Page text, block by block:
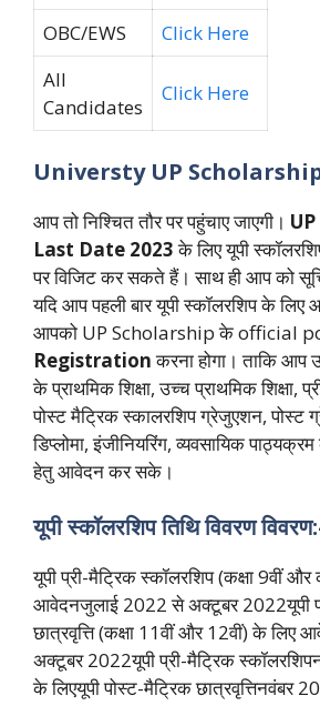
OBC/EWS
Click Here
All
Candidates
Click Here
Universty UP
आप तो निश्चित तौर पर पहुंचाए जाएगी।
Last Date 2023के लिए यूपी
पर विजिट कर सकते हैं। साथ ही आप को
यदि आप पहली बार यूपी स्कॉलरशिप के
आपको UP Scholarship के official
Registrationकरना होगा। ताकि आप
के प्राथमिक शिक्षा, उच्च प्राथमिक शिक्षा,
पोस्ट मैट्रिक स्कालरशिप ग्रेजुएशन,
डिप्लोमा, इंजीनियरिंग, व्यवसायिक
हेतु आवेदन कर सके।
यूपी स्कॉलरशिप तिथि विवरण
यूपी प्री-मैट्रिक स्कॉलरशिप (कक्षा 9वीं और
आवेदनजुलाई 2022 से अक्टूबर 2022यूपी
छात्रवृत्ति (कक्षा 11वीं और 12वीं) के
अक्टूबर 2022यूपी प्री-मैट्रिक
के लिएयूपी पोस्ट-मैट्रिक छात्रवृत्तिनवंबर